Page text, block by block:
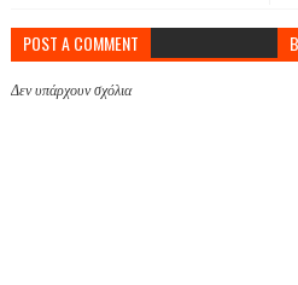
POST A COMMENT
Δεν υπάρχουν σχόλια